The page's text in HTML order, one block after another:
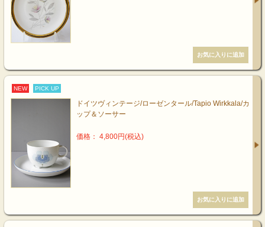
NEW PICK UP
ドイツヴィンテージ/ローゼンタール/Tapio Wirkkala/カ
ップ＆ソーサー
価格： 4,800円(税込)